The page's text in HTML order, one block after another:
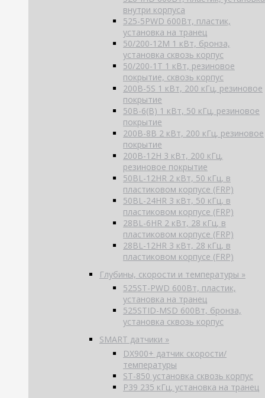
внутри корпуса
525-5PWD 600Вт, пластик,
установка на транец
50/200-12M 1 кВт, бронза,
установка сквозь корпус
50/200-1T 1 кВт, резиновое
покрытие, сквозь корпус
200B-5S 1 кВт, 200 кГц, резиновое
покрытие
50B-6(B) 1 кВт, 50 кГц, резиновое
покрытие
200B-8B 2 кВт, 200 кГц, резиновое
покрытие
200B-12H 3 кВт, 200 кГц,
резиновое покрытие
50BL-12HR 2 кВт, 50 кГц, в
пластиковом корпусе (FRP)
50BL-24HR 3 кВт, 50 кГц, в
пластиковом корпусе (FRP)
28BL-6HR 2 кВт, 28 кГц, в
пластиковом корпусе (FRP)
28BL-12HR 3 кВт, 28 кГц, в
пластиковом корпусе (FRP)
Глубины, скорости и температуры »
525ST-PWD 600Вт, пластик,
установка на транец
525STID-MSD 600Вт, бронза,
установка сквозь корпус
SMART датчики »
DX900+ датчик скорости/
температуры
ST-850 установка сквозь корпус
P39 235 кГц, установка на транец